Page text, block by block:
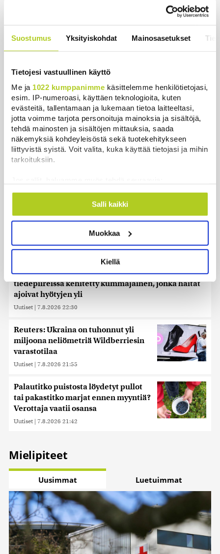
Suostumus Yksityiskohdat Mainosasetukset
Tietojesi vastuullinen käyttö
Me ja 1022 kumppanimme käsittelemme henkilötietojasi,
esim. IP-numeroasi, käyttäen teknologioita, kuten
evästeitä, tallentamaan ja lukemaan tietoa laitteeltasi,
jotta voimme tarjota personoituja mainoksia ja sisältöjä,
tehdä mainosten ja sisältöjen mittauksia, saada
näkemyksiä kohdeyleisöstä sekä tuotekehitykseen
liittyvistä syistä. Voit valita, kuka käyttää tietojasi ja mihin
tarkoituksiin.
Kerätä tietoja maantieteellisestä sijainnistasi,
mahdollisesti muutaman metrin tarkkuudella
ominaispiirteitä aktiivisesti (sormenjäljen
Lue lisää siitä, miten henkilötietojasi käsitellään ja miten
suostumustasi tai peruuttaa sen milloin vain
evästeilmoituksessa.
Käytämme evästeitä tarjoamamme sisällön ja mainosten
räätälöimiseen, sosiaalisen median ominaisuuksien
jaamme sosiaalisen median, mainosalan ja analytiikka-
alan kumppaneillemme tietoja siitä, miten käytät
sivustoamme. Kumppanimme voivat yhdistää näitä
tietoja muihin tietoihin, joita olet antanut heille tai joita on
kerätty, kun olet käyttänyt heidän palvelujaan. Tietoja
Salli kaikki
Muokkaa
Kiellä
Khamenein kanssa viestiminen on
vaikeaa, sanoo Iranin presidentti
Uutiset
Uusimmat Luetuimmat
Ehtisitkö kosia sekunnissa? – Karkaussekunti on
tiedepiireissä kehitetty kummajainen, jonka haitat
ajoivat hyötyjen yli
Uutiset | 7.8.2026 22:30
Reuters: Ukraina on tuhonnut yli
miljoona neliömetriä Wildberriesin
varastotilaa
Uutiset | 7.8.2026 21:55
Palautitko puistosta löydetyt pullot
tai pakastitko marjat ennen myyntiä?
Verottaja vaatii osansa
Uutiset | 7.8.2026 21:42
Mielipiteet
Uusimmat Luetuimmat